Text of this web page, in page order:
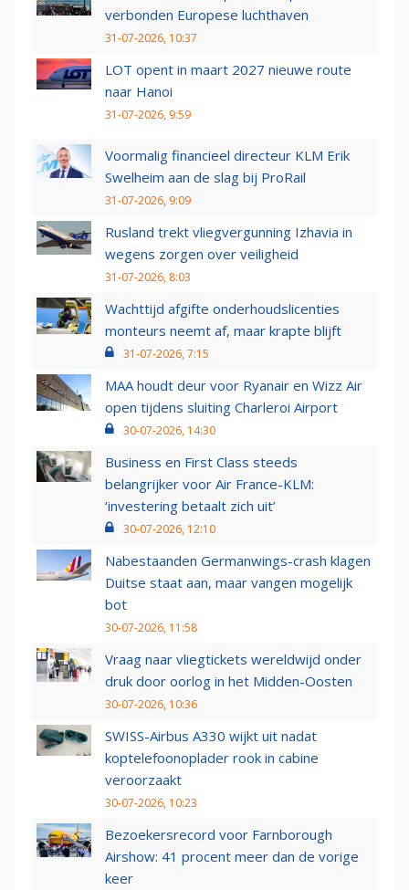
verbonden Europese luchthaven
31-07-2026, 10:37
LOT opent in maart 2027 nieuwe route
naar Hanoi
31-07-2026, 9:59
Voormalig financieel directeur KLM Erik
Swelheim aan de slag bij ProRail
31-07-2026, 9:09
Rusland trekt vliegvergunning Izhavia in
wegens zorgen over veiligheid
31-07-2026, 8:03
Wachttijd afgifte onderhoudslicenties
monteurs neemt af, maar krapte blijft
31-07-2026, 7:15
MAA houdt deur voor Ryanair en Wizz Air
open tijdens sluiting Charleroi Airport
30-07-2026, 14:30
Business en First Class steeds
belangrijker voor Air France-KLM:
‘investering betaalt zich uit’
30-07-2026, 12:10
Nabestaanden Germanwings-crash klagen
Duitse staat aan, maar vangen mogelijk
bot
30-07-2026, 11:58
Vraag naar vliegtickets wereldwijd onder
druk door oorlog in het Midden-Oosten
30-07-2026, 10:36
SWISS-Airbus A330 wijkt uit nadat
koptelefoonoplader rook in cabine
veroorzaakt
30-07-2026, 10:23
Bezoekersrecord voor Farnborough
Airshow: 41 procent meer dan de vorige
keer